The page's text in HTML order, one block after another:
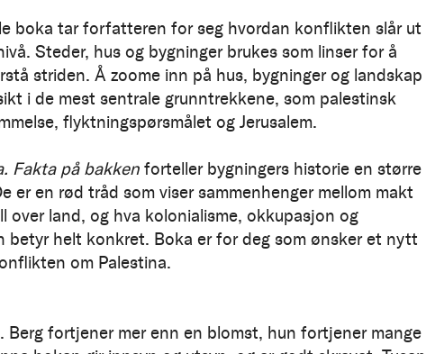
boka tar forfatteren for seg hvordan konflikten slår ut
Steder, hus og bygninger brukes som linser for å
striden. Å zoome inn på hus, bygninger og landskap
i de mest sentrale grunntrekkene, som palestinsk
flyktningspørsmålet og Jerusalem.
Fakta på bakken forteller bygningers historie en større
er en rød tråd som viser sammenhenger mellom makt
over land, og hva kolonialisme, okkupasjon og
betyr helt konkret. Boka er for deg som ønsker et nytt
om Palestina.
Berg fortjener mer enn en blomst, hun fortjener mange